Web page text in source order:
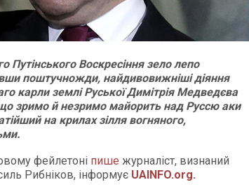
Путінського Воскресіння зело лепо
поштучножди, найдивовижніші діяння
карли землі Руської Димітрія Медведєва
зримо й незримо майорить над Руссю аки
на крилах зілля вогняного,
фейлетоні пише журналіст, визнаний
Рибніков, інформує UAINFO.org.